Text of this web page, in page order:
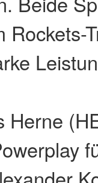
Rockets-
Herne